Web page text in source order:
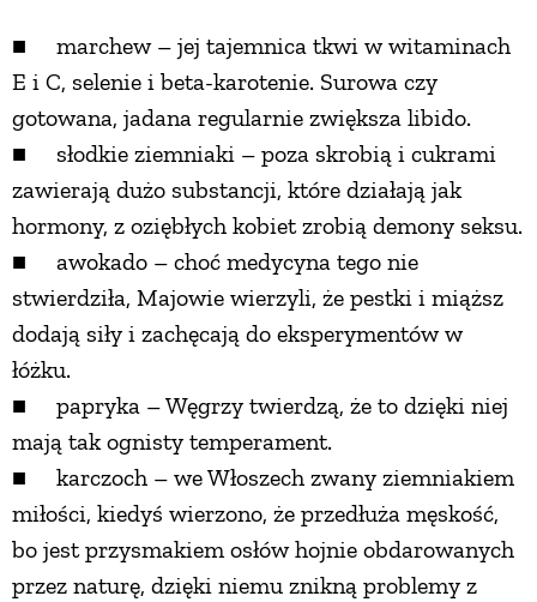
■ marchew – jej tajemnica tkwi w witaminach
E i C, selenie i beta-karotenie. Surowa czy
gotowana, jadana regularnie zwiększa libido.
■ słodkie ziemniaki – poza skrobią i cukrami
zawierają dużo substancji, które działają jak
hormony, z oziębłych kobiet zrobią demony seksu.
■ awokado – choć medycyna tego nie
stwierdziła, Majowie wierzyli, że pestki i miąższ
dodają siły i zachęcają do eksperymentów w
łóżku.
■ papryka – Węgrzy twierdzą, że to dzięki niej
mają tak ognisty temperament.
■ karczoch – we Włoszech zwany ziemniakiem
miłości, kiedyś wierzono, że przedłuża męskość,
bo jest przysmakiem osłów hojnie obdarowanych
przez naturę, dzięki niemu znikną problemy z